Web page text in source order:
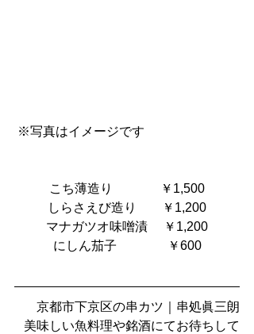
※写真はイメージです
こち薄造り　           ￥1,500
しらさえび造り        ￥1,200
マナガツオ味噌漬     ￥1,200
にしん茄子                ￥600
京都市下京区の串カツ｜串処眞三朗
美味しい魚料理や銘酒にてお待ちして